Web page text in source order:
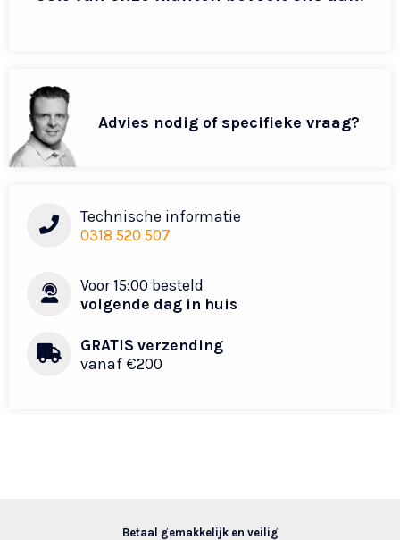
Advies nodig of specifieke vraag?
Technische informatie
0318 520 507
Voor 15:00 besteld
volgende dag in huis
GRATIS verzending
vanaf €200
Betaal gemakkelijk en veilig